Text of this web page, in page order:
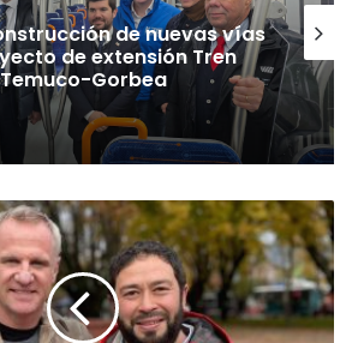
de nuevas vías
de extensión Tren
Temuco-Gorbea